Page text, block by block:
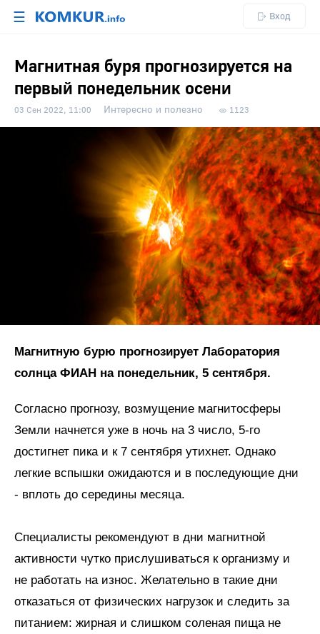
☰ Вход
Магнитная буря прогнозируется на
первый понедельник осени
03 Сен 2022, 11:00 Интересно и полезно 1123
Магнитную бурю прогнозирует Лаборатория
солнца ФИАН на понедельник, 5 сентября.
Согласно прогнозу, возмущение магнитосферы
Земли начнется уже в ночь на 3 число, 5-го
достигнет пика и к 7 сентября утихнет. Однако
легкие вспышки ожидаются и в последующие дни
- вплоть до середины месяца.
Специалисты рекомендуют в дни магнитной
активности чутко прислушиваться к организму и
не работать на износ. Желательно в такие дни
отказаться от физических нагрузок и следить за
питанием: жирная и слишком соленая пища не